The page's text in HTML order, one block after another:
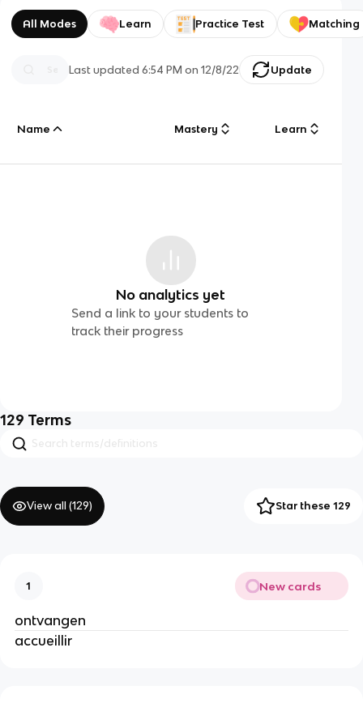
All Modes Learn Practice Test Matching
Last updated6:54 PM on 12/8/22 Update
Name Mastery Learn
No analytics yet
Send a link to your students to
track their progress
129 Terms
View all (129) Star these 129
1 New cards
ontvangen
accueillir